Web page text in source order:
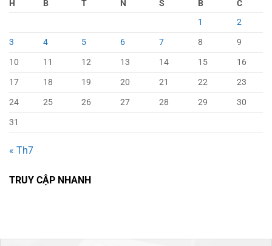
H B T N S B
C
1
2
3
4 5 6 7 8
9
10
11 12 13 14 15
16
17
18 19 20 21 22
23
24
25 26 27 28 29
30
31
« Th7
TRUY CẬP NHANH